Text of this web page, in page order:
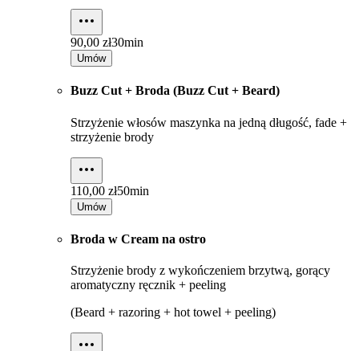
90,00 zł30min
Umów
Buzz Cut + Broda (Buzz Cut + Beard)
Strzyżenie włosów maszynka na jedną długość, fade +
strzyżenie brody
110,00 zł50min
Umów
Broda w Cream na ostro
Strzyżenie brody z wykończeniem brzytwą, gorący
aromatyczny ręcznik + peeling
(Beard + razoring + hot towel + peeling)